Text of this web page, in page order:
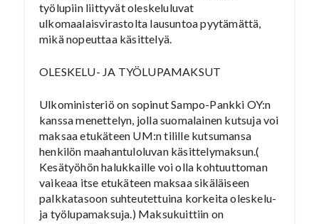
työlupiin liittyvät oleskeluluvat
ulkomaalaisvirastolta lausuntoa pyytämättä,
mikä nopeuttaa käsittelyä.
OLESKELU- JA TYÖLUPAMAKSUT
Ulkoministeriö on sopinut Sampo-Pankki OY:n
kanssa menettelyn, jolla suomalainen kutsuja voi
maksaa etukäteen UM:n tilille kutsumansa
henkilön maahantuloluvan käsittelymaksun.(
Kesätyöhön halukkaille voi olla kohtuuttoman
vaikeaa itse etukäteen maksaa sikäläiseen
palkkatasoon suhteutettuina korkeita oleskelu-
ja työlupamaksuja.)Maksukuittiin on